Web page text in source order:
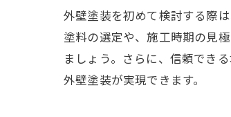
外壁塗装を初めて検討する際
塗料の選定や、施工時期の見
ましょう。さらに、信頼でき
外壁塗装が実現できます。